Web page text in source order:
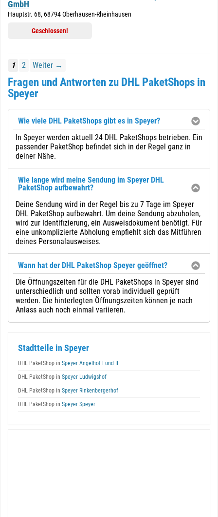
GmbH
Hauptstr. 68, 68794 Oberhausen-Rheinhausen
Geschlossen!
1 2 Weiter →
Fragen und Antworten zu DHL PaketShops in
Speyer
Wie viele DHL PaketShops gibt es in Speyer?
In Speyer werden aktuell 24 DHL PaketShops betrieben. Ein
passender PaketShop befindet sich in der Regel ganz in
deiner Nähe.
Wie lange wird meine Sendung im Speyer DHL
PaketShop aufbewahrt?
Deine Sendung wird in der Regel bis zu 7 Tage im Speyer
DHL PaketShop aufbewahrt. Um deine Sendung abzuholen,
wird zur Identifizierung, ein Ausweisdokument benötigt. Für
eine unkomplizierte Abholung empfiehlt sich das Mitführen
deines Personalausweises.
Wann hat der DHL PaketShop Speyer geöffnet?
Die Öffnungszeiten für die DHL PaketShops in Speyer sind
unterschiedlich und sollten vorab individuell geprüft
werden. Die hinterlegten Öffnungszeiten können je nach
Anlass auch noch einmal variieren.
Stadtteile in Speyer
DHL PaketShop in Speyer Angelhof I und II
DHL PaketShop in Speyer Ludwigshof
DHL PaketShop in Speyer Rinkenbergerhof
DHL PaketShop in Speyer Speyer